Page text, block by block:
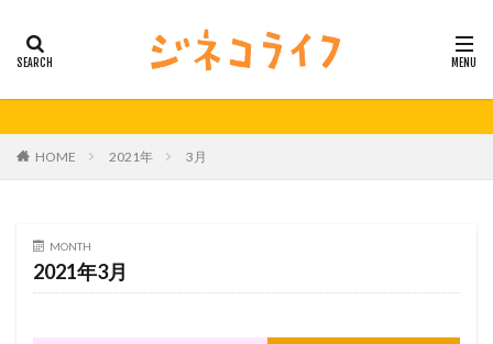
HOME 2021年 3月
MONTH
2021年3月
男性不妊